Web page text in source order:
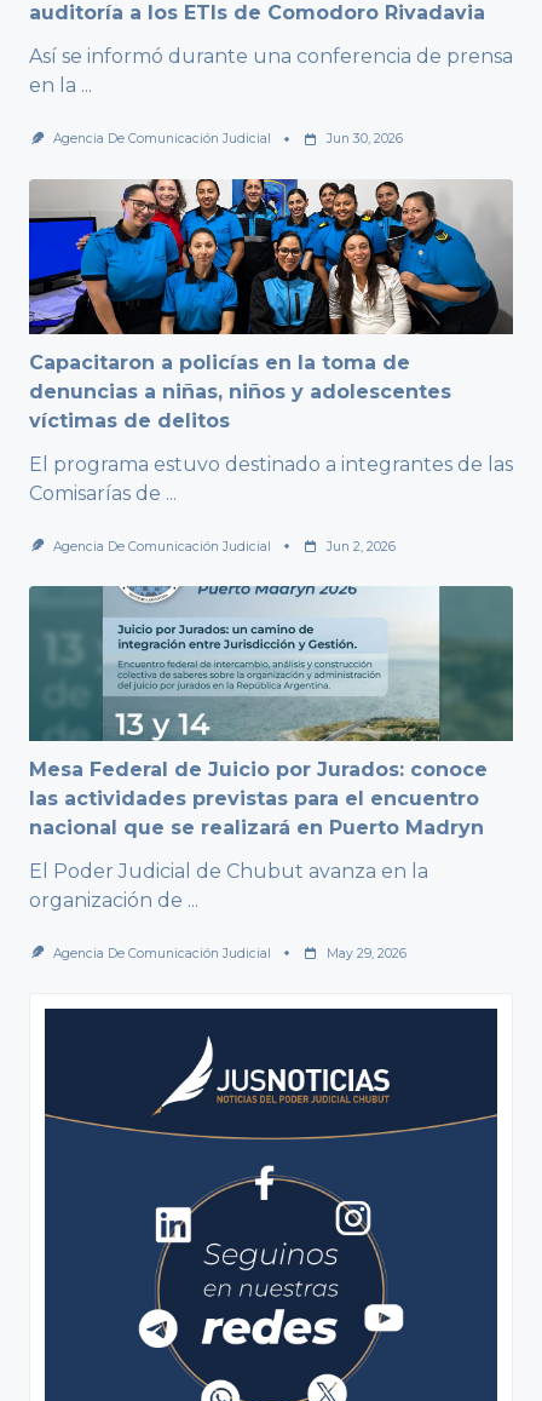
auditoría a los ETIs de Comodoro Rivadavia
Así se informó durante una conferencia de prensa
en la ...
Agencia De Comunicación Judicial Jun 30, 2026
Capacitaron a policías en la toma de
denuncias a niñas, niños y adolescentes
víctimas de delitos
El programa estuvo destinado a integrantes de las
Comisarías de ...
Agencia De Comunicación Judicial Jun 2, 2026
Mesa Federal de Juicio por Jurados: conoce
las actividades previstas para el encuentro
nacional que se realizará en Puerto Madryn
El Poder Judicial de Chubut avanza en la
organización de ...
Agencia De Comunicación Judicial May 29, 2026